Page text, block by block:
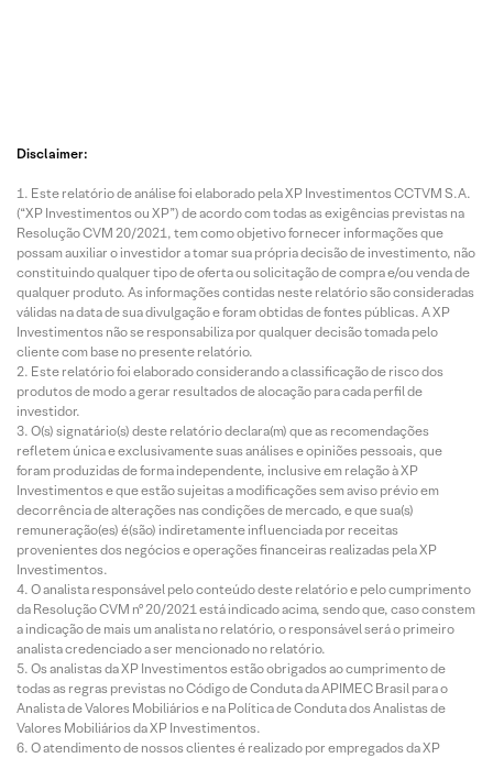
Disclaimer:
Este relatório de análise foi elaborado pela XP Investimentos CCTVM S.A.
(“XP Investimentos ou XP”) de acordo com todas as exigências previstas na
Resolução CVM 20/2021, tem como objetivo fornecer informações que
possam auxiliar o investidor a tomar sua própria decisão de investimento, não
constituindo qualquer tipo de oferta ou solicitação de compra e/ou venda de
qualquer produto. As informações contidas neste relatório são consideradas
válidas na data de sua divulgação e foram obtidas de fontes públicas. A XP
Investimentos não se responsabiliza por qualquer decisão tomada pelo
cliente com base no presente relatório.
Este relatório foi elaborado considerando a classificação de risco dos
produtos de modo a gerar resultados de alocação para cada perfil de
investidor.
O(s) signatário(s) deste relatório declara(m) que as recomendações
refletem única e exclusivamente suas análises e opiniões pessoais, que
foram produzidas de forma independente, inclusive em relação à XP
Investimentos e que estão sujeitas a modificações sem aviso prévio em
decorrência de alterações nas condições de mercado, e que sua(s)
remuneração(es) é(são) indiretamente influenciada por receitas
provenientes dos negócios e operações financeiras realizadas pela XP
Investimentos.
O analista responsável pelo conteúdo deste relatório e pelo cumprimento
da Resolução CVM nº 20/2021 está indicado acima, sendo que, caso constem
a indicação de mais um analista no relatório, o responsável será o primeiro
analista credenciado a ser mencionado no relatório.
Os analistas da XP Investimentos estão obrigados ao cumprimento de
todas as regras previstas no Código de Conduta da APIMEC Brasil para o
Analista de Valores Mobiliários e na Política de Conduta dos Analistas de
Valores Mobiliários da XP Investimentos.
O atendimento de nossos clientes é realizado por empregados da XP